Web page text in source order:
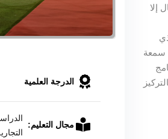
إلا
سمعة
الدرجة العلمية
مجال التعليم: